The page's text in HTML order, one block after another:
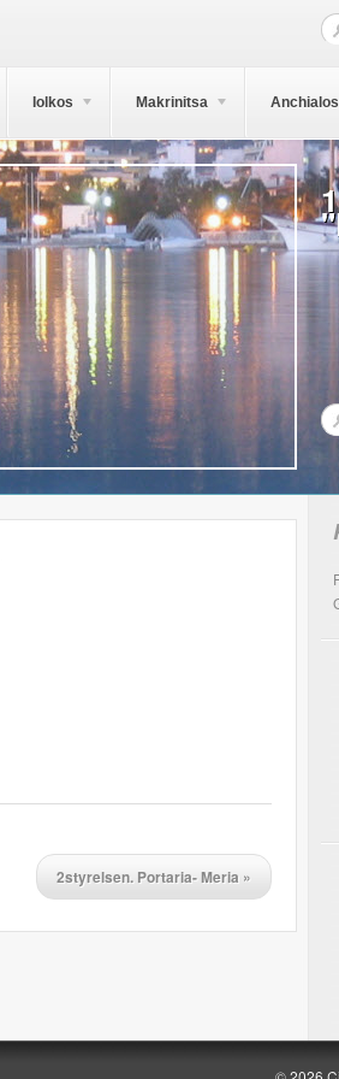
Iolkos Makrinitsa Anchialos
2styrelsen. Portaria- Meria »